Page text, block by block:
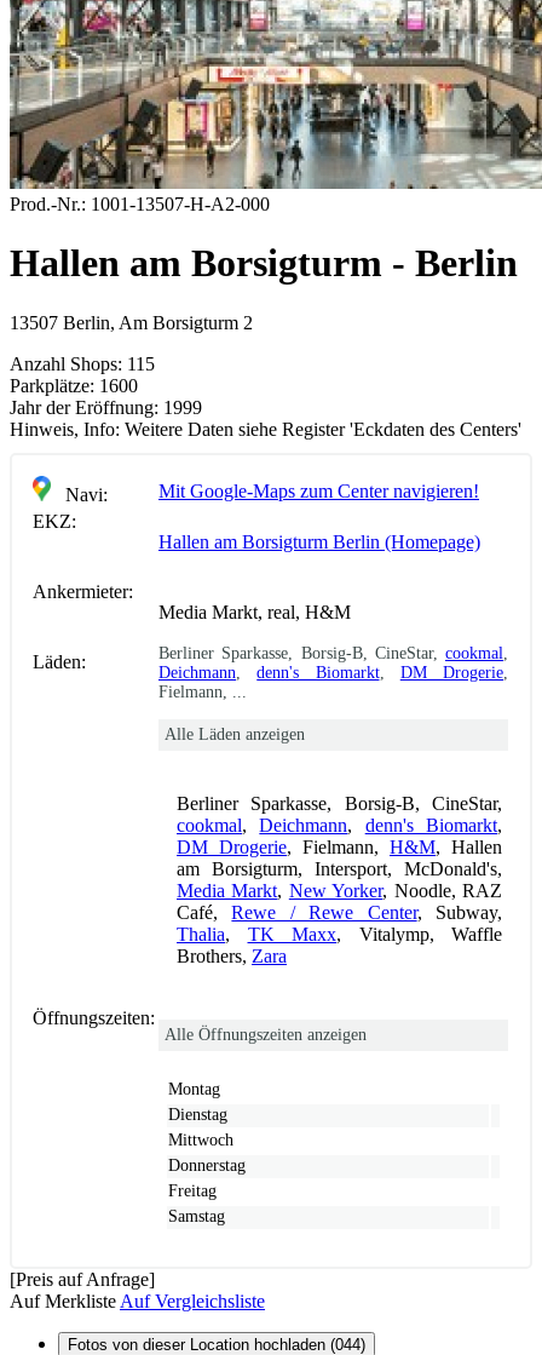
Prod.-Nr.: 1001-13507-H-A2-000
Hallen am Borsigturm - Berlin
13507 Berlin, Am Borsigturm 2
Anzahl Shops: 115
Parkplätze: 1600
Jahr der Eröffnung: 1999
Hinweis, Info: Weitere Daten siehe Register 'Eckdaten des Centers'
Navi:
Mit Google-Maps zum Center navigieren!
EKZ:
Hallen am Borsigturm Berlin (Homepage)
Ankermieter:
Media Markt, real, H&M
Läden: Berliner Sparkasse, Borsig-B, CineStar, cookmal
Deichmann ,denn's Biomarkt, DM Drogerie
Fielmann, ...
Alle Läden anzeigen
Berliner Sparkasse, Borsig-B, CineStar,
cookmal,Deichmann, denn's Biomarkt,
DM Drogerie, Fielmann, H&M, Hallen
am Borsigturm, Intersport, McDonald's,
Media Markt, New Yorker, Noodle, RAZ
Café,Rewe / Rewe Center, Subway,
Thalia, TK Maxx, Vitalymp, Waffle
Brothers, Zara
Öffnungszeiten:
Alle Öffnungszeiten anzeigen
Montag
Dienstag
Mittwoch
Donnerstag
Freitag
Samstag
[Preis auf Anfrage]
Auf Merkliste Auf Vergleichsliste
Fotos von dieser Location hochladen (044)